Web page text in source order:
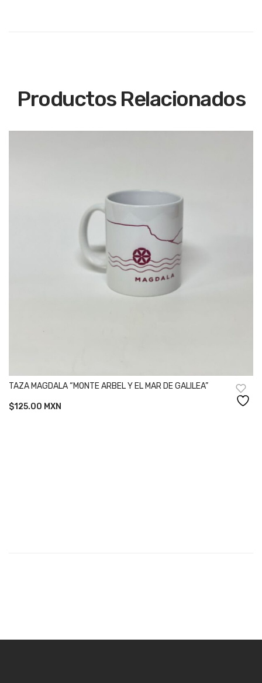
Productos Relacionados
TAZA MAGDALA “MONTE ARBEL Y EL MAR DE GALILEA”
$125.00 MXN